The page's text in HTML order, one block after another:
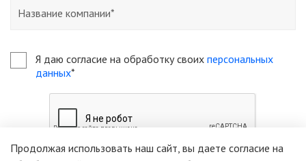
Я даю согласие на обработку своих персональных
данных*
Продолжая использовать наш сайт, вы даете согласие на